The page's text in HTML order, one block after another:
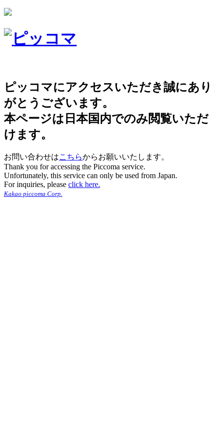
ピッコマにアクセスいただき誠にあり
がとうございます。
本ページは日本国内でのみ閲覧いただ
けます。
お問い合わせはこちらからお願いいたします。
Thank you for accessing the Piccoma service.
Unfortunately, this service can only be used from Japan.
For inquiries, please click here.
Kakao piccoma Corp.